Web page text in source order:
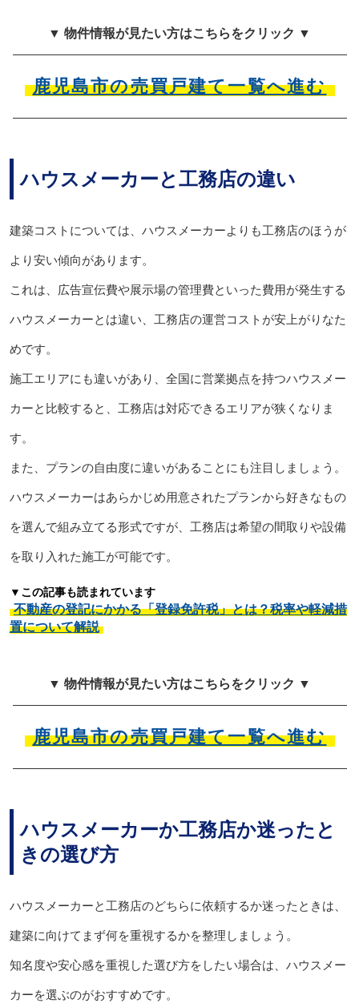
▼ 物件情報が見たい方はこちらをクリック ▼
鹿児島市の売買戸建て一覧へ進む
ハウスメーカーと工務店の違い
建築コストについては、ハウスメーカーよりも工務店のほうが
より安い傾向があります。
これは、広告宣伝費や展示場の管理費といった費用が発生する
ハウスメーカーとは違い、工務店の運営コストが安上がりなた
めです。
施工エリアにも違いがあり、全国に営業拠点を持つハウスメー
カーと比較すると、工務店は対応できるエリアが狭くなりま
す。
また、プランの自由度に違いがあることにも注目しましょう。
ハウスメーカーはあらかじめ用意されたプランから好きなもの
を選んで組み立てる形式ですが、工務店は希望の間取りや設備
を取り入れた施工が可能です。
▼この記事も読まれています
不動産の登記にかかる「登録免許税」とは？税率や軽減措
置について解説
▼ 物件情報が見たい方はこちらをクリック ▼
鹿児島市の売買戸建て一覧へ進む
ハウスメーカーか工務店か迷ったと
きの選び方
ハウスメーカーと工務店のどちらに依頼するか迷ったときは、
建築に向けてまず何を重視するかを整理しましょう。
知名度や安心感を重視した選び方をしたい場合は、ハウスメー
カーを選ぶのがおすすめです。